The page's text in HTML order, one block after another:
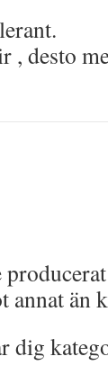
, desto
annat än
dig